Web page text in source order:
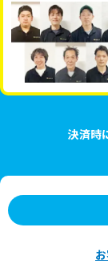
決済時